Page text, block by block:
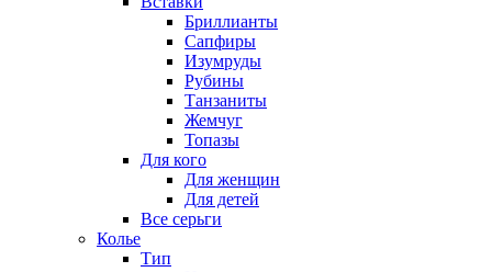
Бриллианты
Сапфиры
Изумруды
Рубины
Танзаниты
Жемчуг
Топазы
Для кого
Для женщин
Для детей
Все серьги
Колье
Тип